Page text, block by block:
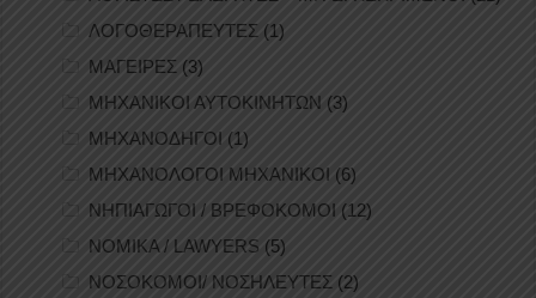
ΛΟΓΟΘΕΡΑΠΕΥΤΕΣ (1)
ΜΑΓΕΙΡΕΣ (3)
ΜΗΧΑΝΙΚΟΙ ΑΥΤΟΚΙΝΗΤΩΝ (3)
ΜΗΧΑΝΟΔΗΓΟΙ (1)
ΜΗΧΑΝΟΛΟΓΟΙ ΜΗΧΑΝΙΚΟΙ (6)
ΝΗΠΙΑΓΩΓΟΙ / ΒΡΕΦΟΚΟΜΟΙ (12)
ΝΟΜΙΚΑ / LAWYERS (5)
ΝΟΣΟΚΟΜΟΙ/ ΝΟΣΗΛΕΥΤΕΣ (2)